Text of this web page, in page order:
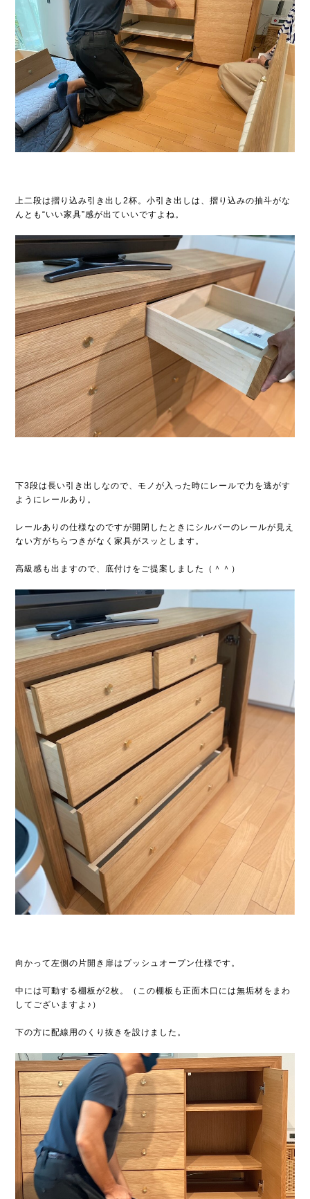
上二段は摺り込み引き出し2杯。小引き出しは、摺り込みの抽斗がな
んとも“いい家具”感が出ていいですよね。
下3段は長い引き出しなので、モノが入った時にレールで力を逃がす
ようにレールあり。
レールありの仕様なのですが開閉したときにシルバーのレールが見え
ない方がちらつきがなく家具がスッとします。
高級感も出ますので、底付けをご提案しました（＾＾）
向かって左側の片開き扉はプッシュオープン仕様です。
中には可動する棚板が2枚。（この棚板も正面木口には無垢材をまわ
してございますよ♪）
下の方に配線用のくり抜きを設けました。